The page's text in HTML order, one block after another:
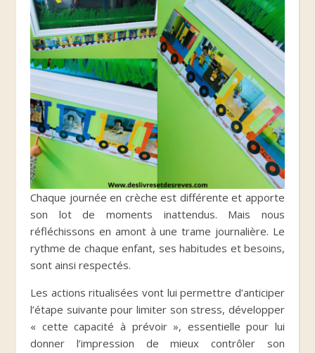
Chaque journée en crèche est différente et apporte
son lot de moments inattendus. Mais nous
réfléchissons en amont à une trame journalière. Le
rythme de chaque enfant, ses habitudes et besoins,
sont ainsi respectés.
Les actions ritualisées vont lui permettre d’anticiper
l’étape suivante pour limiter son stress, développer
« cette capacité à prévoir », essentielle pour lui
donner l’impression de mieux contrôler son